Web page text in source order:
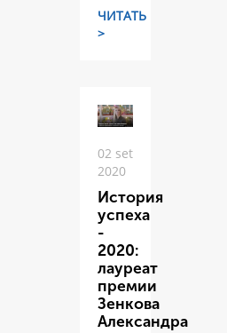
ЧИТАТЬ
>
02 set
2020
История
успеха
-
2020:
лауреат
премии
Зенкова
Александра